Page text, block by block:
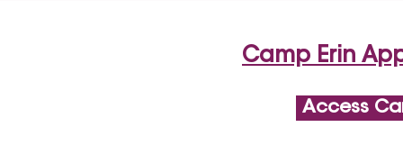
Camp Erin
Access